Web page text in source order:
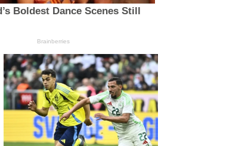
Boldest Dance Scenes Still
Brainberries